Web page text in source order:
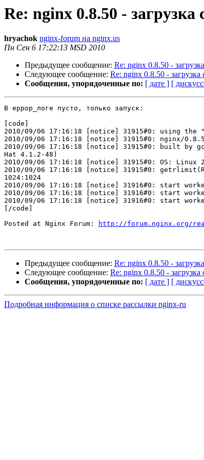
Re: nginx 0.8.50 -
hryachok nginx-forum на nginx.us
Пн Сен 6 17:22:13 MSD 2010
Предыдущее сообщение: Re: nginx 0.8.50 -
Следующее сообщение: Re: nginx 0.8.50 -
Сообщения, упорядоченные по: [ дате ] [
В еррор_логе пусто, только запуск:
[code]
2010/09/06 17:16:18 [notice] 31915#0: using the
2010/09/06 17:16:18 [notice] 31915#0: nginx/
2010/09/06 17:16:18 [notice] 31915#0: built by
Hat 4.1.2-48)
2010/09/06 17:16:18 [notice] 31915#0: OS: Linux
2010/09/06 17:16:18 [notice] 31915#0:
1024:1024
2010/09/06 17:16:18 [notice] 31916#0: start
2010/09/06 17:16:18 [notice] 31916#0: start
2010/09/06 17:16:18 [notice] 31916#0: start
[/code]
Posted at Nginx Forum:
http://forum.nginx.org/
Предыдущее сообщение: Re: nginx 0.8.50 -
Следующее сообщение: Re: nginx 0.8.50 -
Сообщения, упорядоченные по: [ дате ] [
Подробная информация о списке рассылки nginx-ru